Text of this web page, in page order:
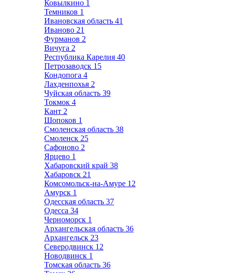
Ковылкино 1
Темников 1
Ивановская область 41
Иваново 21
Фурманов 2
Вичуга 2
Республика Карелия 40
Петрозаводск 15
Кондопога 4
Лахденпохья 2
Чуйская область 39
Токмок 4
Кант 2
Шопоков 1
Смоленская область 38
Смоленск 25
Сафоново 2
Ярцево 1
Хабаровский край 38
Хабаровск 21
Комсомольск-на-Амуре 12
Амурск 1
Одесская область 37
Одесса 34
Черноморск 1
Архангельская область 36
Архангельск 23
Северодвинск 12
Новодвинск 1
Томская область 36